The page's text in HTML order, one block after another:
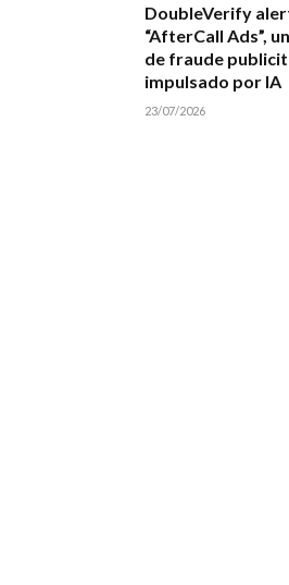
DoubleVerify
“AfterCall Ads”,
de fraude
impulsado por IA
23/07/2026